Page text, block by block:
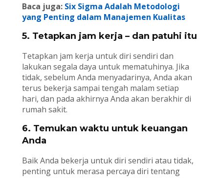
Baca juga: Six Sigma Adalah Metodologi
yang Penting dalam Manajemen Kualitas
5. Tetapkan jam kerja – dan patuhi itu
Tetapkan jam kerja untuk diri sendiri dan
lakukan segala daya untuk mematuhinya. Jika
tidak, sebelum Anda menyadarinya, Anda akan
terus bekerja sampai tengah malam setiap
hari, dan pada akhirnya Anda akan berakhir di
rumah sakit.
6. Temukan waktu untuk keuangan
Anda
Baik Anda bekerja untuk diri sendiri atau tidak,
penting untuk merasa percaya diri tentang